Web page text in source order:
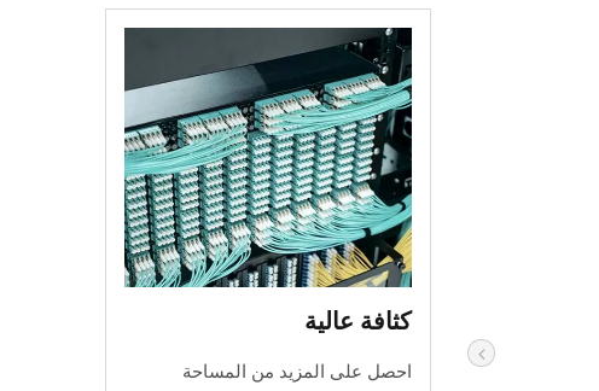
كثافة عالية
احصل على المزيد من المساحة